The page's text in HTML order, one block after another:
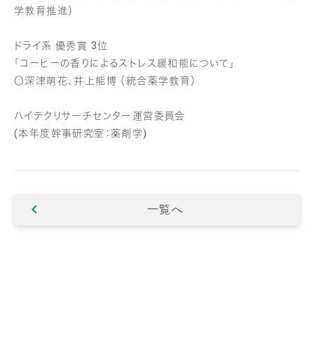
学教育推進）
ドライ系 優秀賞 3位
「コーヒーの香りによるストレス緩和能について」
〇深津萌花、井上能博 （統合薬学教育）
ハイテクリサーチセンター運営委員会
(本年度幹事研究室：薬剤学)
一覧へ